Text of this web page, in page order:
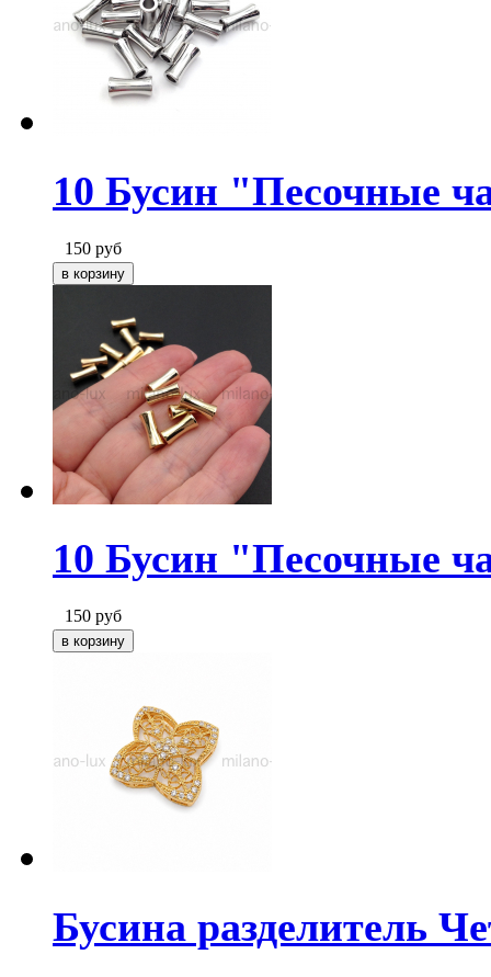
10 Бусин "Песочные
150 руб
10 Бусин "Песочные
150 руб
Бусина разделитель